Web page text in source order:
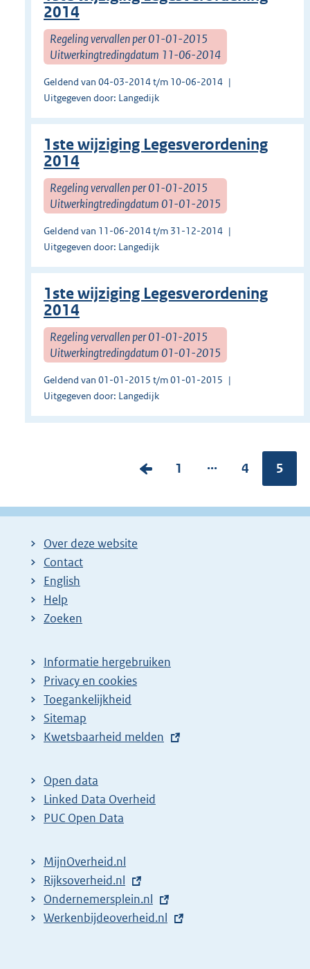
2014
Regeling vervallen per 01-01-2015
Uitwerkingtredingdatum 11-06-2014
Geldend van 04-03-2014 t/m 10-06-2014
Uitgegeven door: Langedijk
1ste wijziging Legesverordening
2014
Regeling vervallen per 01-01-2015
Uitwerkingtredingdatum 01-01-2015
Geldend van 11-06-2014 t/m 31-12-2014
Uitgegeven door: Langedijk
1ste wijziging Legesverordening
2014
Regeling vervallen per 01-01-2015
Uitwerkingtredingdatum 01-01-2015
Geldend van 01-01-2015 t/m 01-01-2015
Uitgegeven door: Langedijk
V
r
o
r
t
a
P
g
1 ...
P
g
4 5
Over deze website
Contact
English
Help
Zoeken
Informatie hergebruiken
Privacy en cookies
Toegankelijkheid
Sitemap
E
t
e
r
l
i
n
k
Kwetsbaarheid melden
Open data
Linked Data Overheid
PUC Open Data
MijnOverheid.nl
E
x
t
Rijksoverheid.nl
E
x
Ondernemersplein.nl
E
Werkenbijdeoverheid.nl